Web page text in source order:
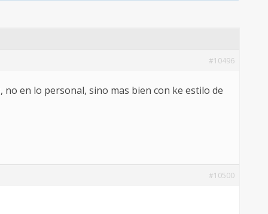
#10496
en lo personal, sino mas bien con ke estilo de
#10500